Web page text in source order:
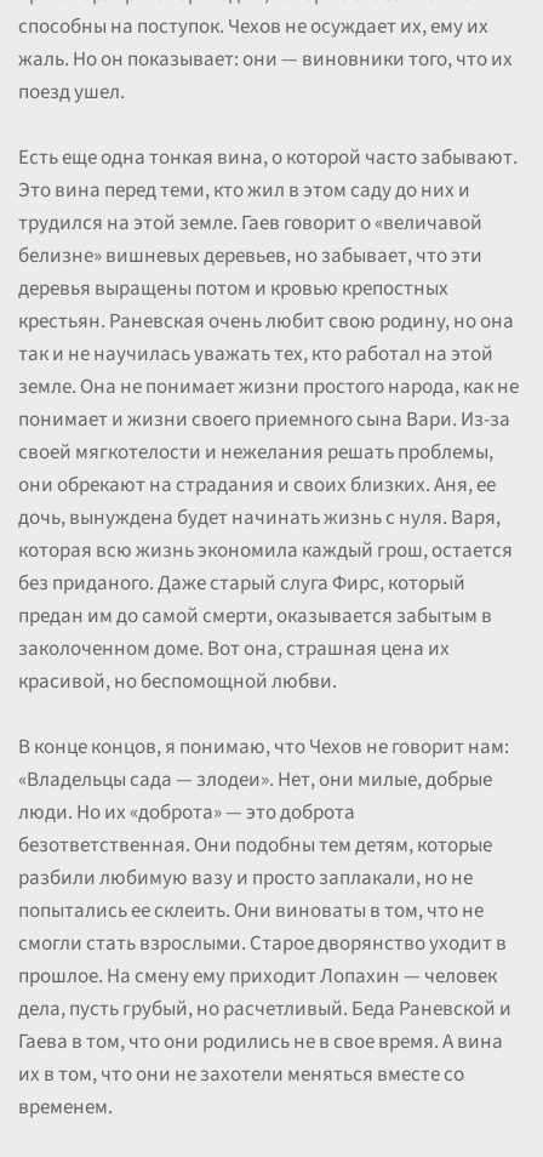
способны на поступок. Чехов не осуждает их, ему их
жаль. Но он показывает: они — виновники того, что их
поезд ушел.
Есть еще одна тонкая вина, о которой часто забывают.
Это вина перед теми, кто жил в этом саду до них и
трудился на этой земле. Гаев говорит о «величавой
белизне» вишневых деревьев, но забывает, что эти
деревья выращены потом и кровью крепостных
крестьян. Раневская очень любит свою родину, но она
так и не научилась уважать тех, кто работал на этой
земле. Она не понимает жизни простого народа, как не
понимает и жизни своего приемного сына Вари. Из-за
своей мягкотелости и нежелания решать проблемы,
они обрекают на страдания и своих близких. Аня, ее
дочь, вынуждена будет начинать жизнь с нуля. Варя,
которая всю жизнь экономила каждый грош, остается
без приданого. Даже старый слуга Фирс, который
предан им до самой смерти, оказывается забытым в
заколоченном доме. Вот она, страшная цена их
красивой, но беспомощной любви.
В конце концов, я понимаю, что Чехов не говорит нам:
«Владельцы сада — злодеи». Нет, они милые, добрые
люди. Но их «доброта» — это доброта
безответственная. Они подобны тем детям, которые
разбили любимую вазу и просто заплакали, но не
попытались ее склеить. Они виноваты в том, что не
смогли стать взрослыми. Старое дворянство уходит в
прошлое. На смену ему приходит Лопахин — человек
дела, пусть грубый, но расчетливый. Беда Раневской и
Гаева в том, что они родились не в свое время. А вина
их в том, что они не захотели меняться вместе со
временем.